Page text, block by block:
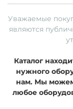
Уважаемые
являются
Каталог
нужного
нам. Мы можем
любое